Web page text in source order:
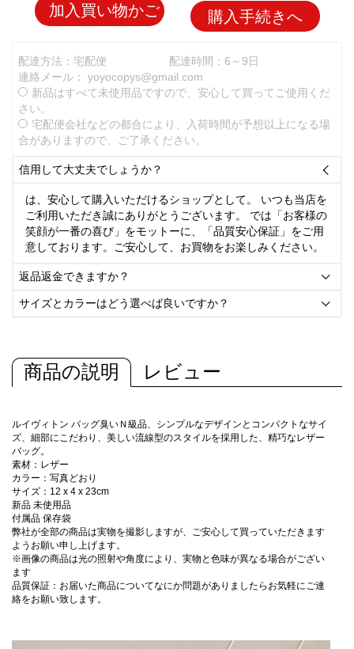
加入買い物かご 購入手続きへ
配達方法：宅配便
配達時間：6～9日
連絡メール： yoyocopys@gmail.com
新品はすべて未使用品ですので、安心して買ってご使用くだ
さい。
宅配便会社などの都合により、入荷時間が予想以上になる場
合がありますので、ご了承ください。
信用して大丈夫でしょうか？ 
は、安心して購入いただけるショップとして。 いつも当店を
ご利用いただき誠にありがとうございます。 では「お客様の
笑顔が一番の喜び」をモットーに、「品質安心保証」をご用
意しております。ご安心して、お買物をお楽しみください。
返品返金できますか？ 
サイズとカラーはどう選べば良いですか？ 
商品の説明 レビュー
ルイヴィトン バッグ臭いＮ級品、シンプルなデザインとコンパクトなサイ
ズ、細部にこだわり、美しい流線型のスタイルを採用した、精巧なレザー
バッグ。
素材：レザー
カラー：写真どおり
サイズ：12 x 4 x 23cm
新品 未使用品
付属品 保存袋
弊社が全部の商品は実物を撮影しますが、ご安心して買っていただきます
ようお願い申し上げます。
※画像の商品は光の照射や角度により、実物と色味が異なる場合がござい
ます
品質保証：お届いた商品についてなにか問題がありましたらお気軽にご連
絡をお願い致します。